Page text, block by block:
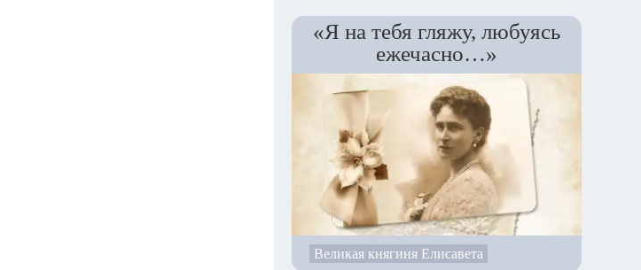
«Я на тебя гляжу, любуясь
ежечасно…»
Великая княгиня Елисавета